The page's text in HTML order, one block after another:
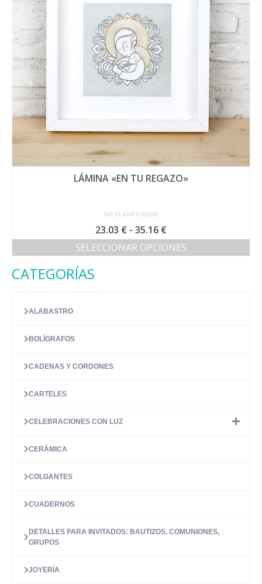
LÁMINA «EN TU REGAZO»
NO CLASIFICADOS
23.03 € - 35.16 €Rango
de
precios:
SELECCIONAR OPCIONES
CATEGORÍAS
ALABASTRO
BOLÍGRAFOS
CADENAS Y CORDONES
CARTELES
CELEBRACIONES CON LUZ
CERÁMICA
COLGANTES
CUADERNOS
DETALLES PARA INVITADOS: BAUTIZOS, COMUNIONES,
GRUPOS
JOYERÍA